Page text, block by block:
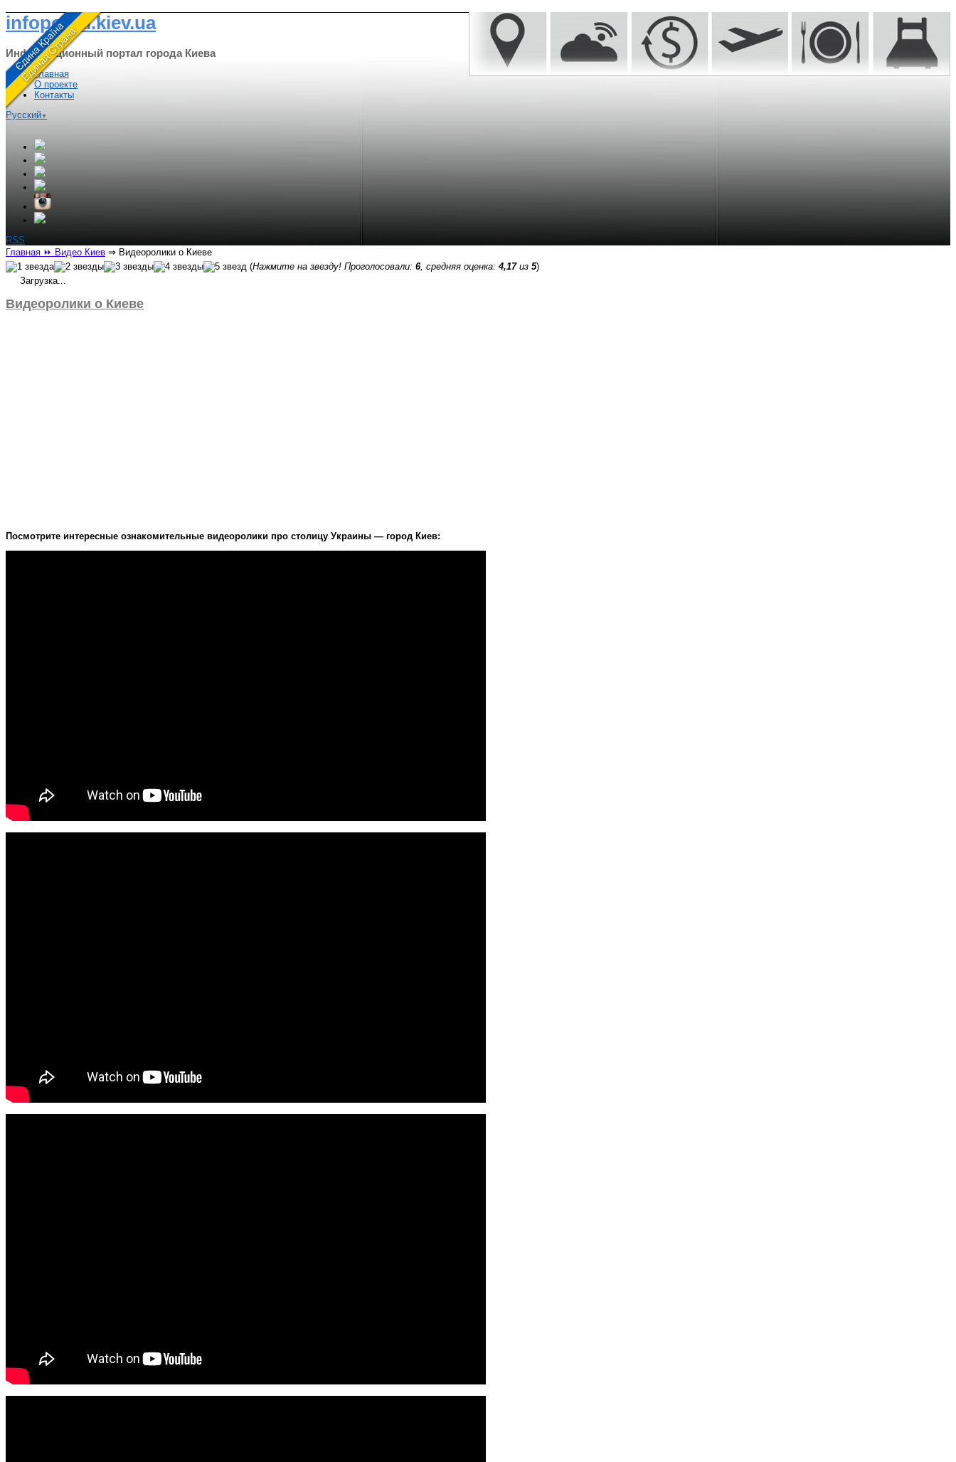
infoportal.kiev.ua
Информационный портал города Киева
Главная
О проекте
Контакты
Русский ▼
RSS
Главная ⏩ Видео Киев ⇒ Видеоролики о Киеве
(Нажмите на звезду! Проголосовали: 6, средняя оценка: 4,17из 5)
Загрузка...
Видеоролики о Киеве
Посмотрите интересные ознакомительные видеоролики про столицу Украины — город Киев: